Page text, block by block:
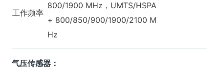
工作频率
800/1900 MHz，UMTS/HSPA
+ 800/850/900/1900/2100 M
Hz
气压传感器：